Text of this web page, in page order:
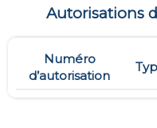
Autorisations
Numéro
d’autorisation